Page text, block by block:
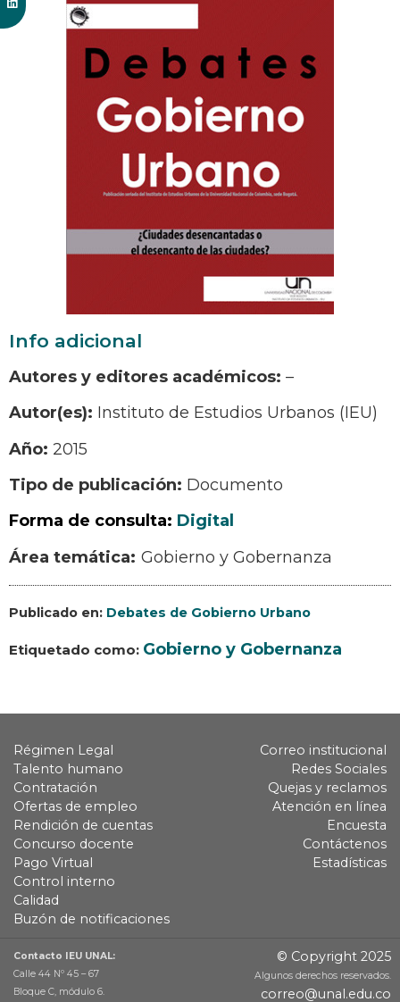
Info adicional
Autores y editores académicos: –
Autor(es): Instituto de Estudios Urbanos (IEU)
Año: 2015
Tipo de publicación: Documento
Forma de consulta: Digital
Gobierno y Gobernanza
Publicado en: Debates de Gobierno Urbano
Etiquetado como: Gobierno y Gobernanza
Régimen Legal
Talento humano
Contratación
Ofertas de empleo
Rendición de cuentas
Concurso docente
Pago Virtual
Control interno
Calidad
Buzón de notificaciones
Correo institucional
Redes Sociales
Quejas y reclamos
Atención en línea
Encuesta
Contáctenos
Estadísticas
Contacto IEU UNAL:
Calle 44 Nº 45 – 67
Bloque C, módulo 6.
© Copyright 2025
Algunos derechos reservados.
correo@unal.edu.co